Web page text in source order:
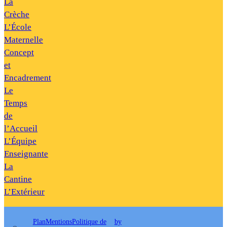
Crèche
L’École
Maternelle
Concept
et
Encadrement
Le
Temps
de
l’Accueil
L’Équipe
Enseignante
La
Cantine
L’Extérieur
PlanMentionsPolitique de by